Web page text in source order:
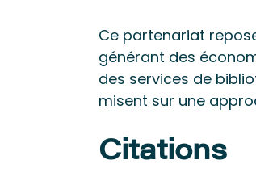
Ce partenariat
générant des
des services de
misent sur une
Citations